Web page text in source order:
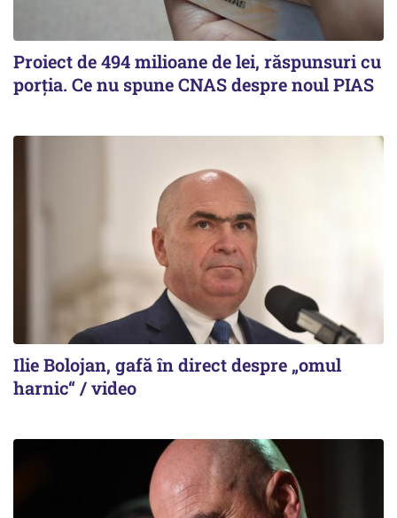
Proiect de 494 milioane de lei, răspunsuri cu
porția. Ce nu spune CNAS despre noul PIAS
Ilie Bolojan, gafă în direct despre „omul
harnic“ / video